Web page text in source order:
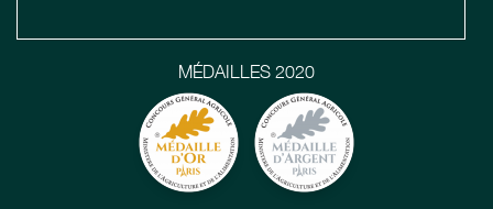
MÉDAILLES 2020